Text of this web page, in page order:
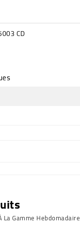
CD
Gamme Hebdomadaire